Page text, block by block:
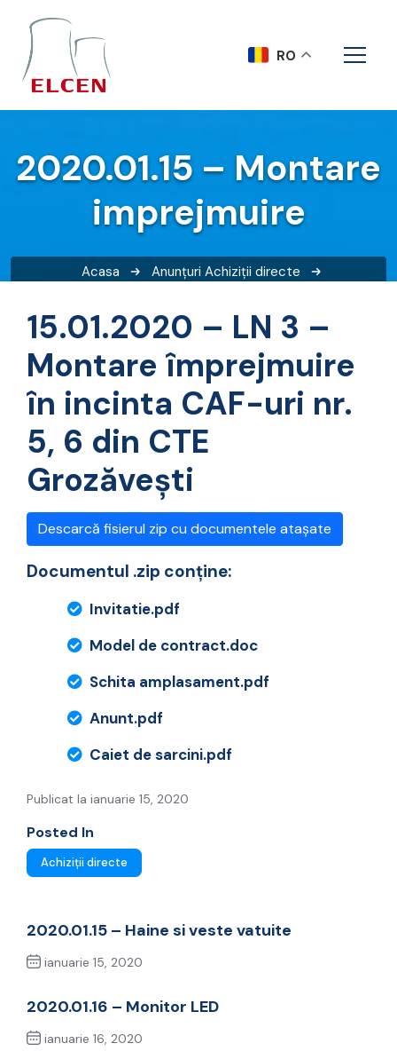
2020.01.15 – Montare
imprejmuire
Acasa Anunțuri Achiziții directe
15.01.2020 – LN 3 –
Montare împrejmuire
în incinta CAF-uri nr.
5, 6 din CTE
Grozăvești
Descarcă fisierul zip cu documentele atașate
Documentul .zip conține:
Invitatie.pdf
Model de contract.doc
Schita amplasament.pdf
Anunt.pdf
Caiet de sarcini.pdf
Publicat la ianuarie 15, 2020
Posted In
Achiziții directe
2020.01.15 – Haine si veste vatuite
ianuarie 15, 2020
2020.01.16 – Monitor LED
ianuarie 16, 2020
RO